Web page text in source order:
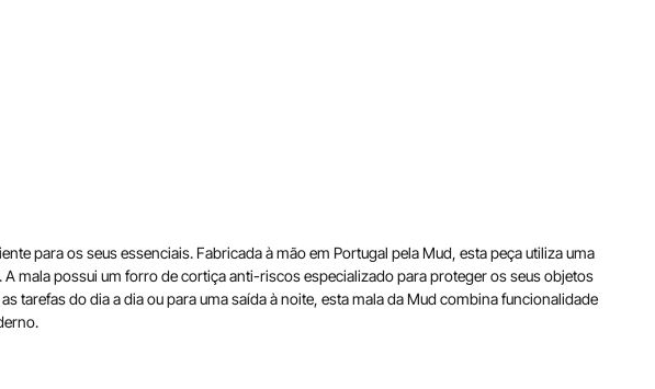
para os seus essenciais. Fabricada à mão em Portugal pela Mud, esta peça utiliza uma
mala possui um forro de cortiça anti-riscos especializado para proteger os seus objetos
tarefas do dia a dia ou para uma saída à noite, esta mala da Mud combina funcionalidade